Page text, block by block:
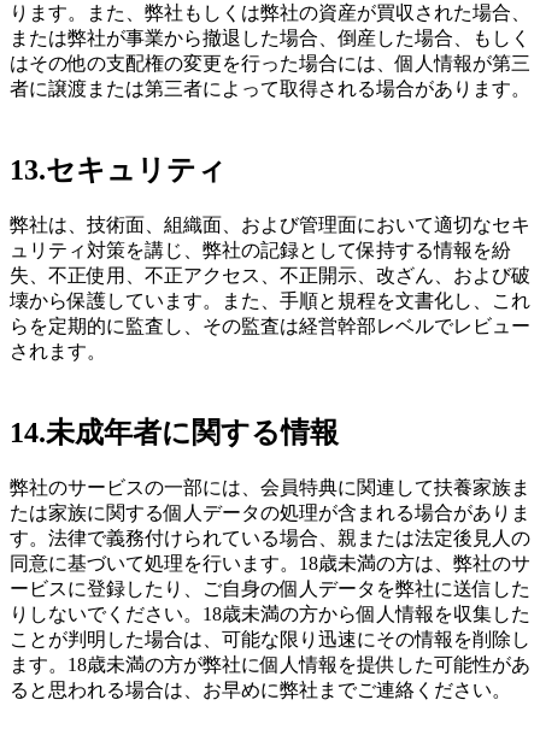
ります。また、弊社もしくは弊社の資産が買収された場合、
または弊社が事業から撤退した場合、倒産した場合、もしく
はその他の支配権の変更を行った場合には、個人情報が第三
者に譲渡または第三者によって取得される場合があります。
13.セキュリティ
弊社は、技術面、組織面、および管理面において適切なセキ
ュリティ対策を講じ、弊社の記録として保持する情報を紛
失、不正使用、不正アクセス、不正開示、改ざん、および破
壊から保護しています。また、手順と規程を文書化し、これ
らを定期的に監査し、その監査は経営幹部レベルでレビュー
されます。
14.未成年者に関する情報
弊社のサービスの一部には、会員特典に関連して扶養家族ま
たは家族に関する個人データの処理が含まれる場合がありま
す。法律で義務付けられている場合、親または法定後見人の
同意に基づいて処理を行います。18歳未満の方は、弊社のサ
ービスに登録したり、ご自身の個人データを弊社に送信した
りしないでください。18歳未満の方から個人情報を収集した
ことが判明した場合は、可能な限り迅速にその情報を削除し
ます。18歳未満の方が弊社に個人情報を提供した可能性があ
ると思われる場合は、お早めに弊社までご連絡ください。